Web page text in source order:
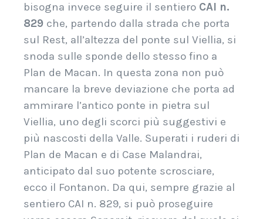
bisogna invece seguire il sentiero CAI n.
829 che, partendo dalla strada che porta
sul Rest, all’altezza del ponte sul Viellia, si
snoda sulle sponde dello stesso fino a
Plan de Macan. In questa zona non può
mancare la breve deviazione che porta ad
ammirare l’antico ponte in pietra sul
Viellia, uno degli scorci più suggestivi e
più nascosti della Valle. Superati i ruderi di
Plan de Macan e di Case Malandrai,
anticipato dal suo potente scrosciare,
ecco il Fontanon. Da qui, sempre grazie al
sentiero CAI n. 829, si può proseguire